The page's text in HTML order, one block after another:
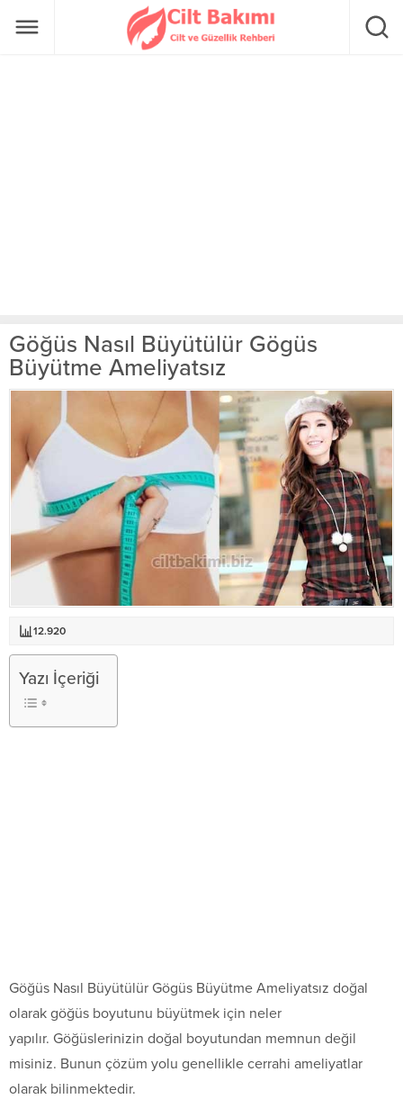
Göğüs Nasıl Büyütülür Gögüs
Büyütme Ameliyatsız
12.920
Yazı İçeriği
Göğüs Nasıl Büyütülür Gögüs Büyütme Ameliyatsız doğal
olarak göğüs boyutunu büyütmek için neler
yapılır. Göğüslerinizin doğal boyutundan memnun değil
misiniz. Bunun çözüm yolu genellikle cerrahi ameliyatlar
olarak bilinmektedir.